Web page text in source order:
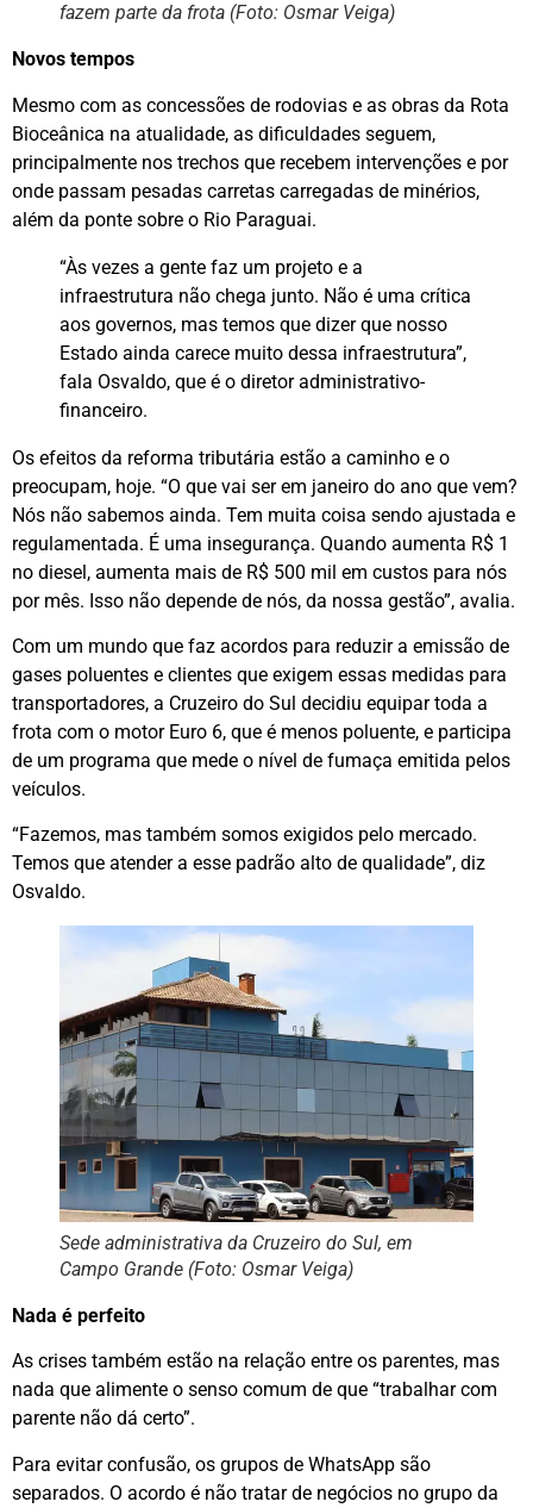
fazem parte da frota (Foto: Osmar Veiga)
Novos tempos
Mesmo com as concessões de rodovias e as obras da Rota
Bioceânica na atualidade, as dificuldades seguem,
principalmente nos trechos que recebem intervenções e por
onde passam pesadas carretas carregadas de minérios,
além da ponte sobre o Rio Paraguai.
“Às vezes a gente faz um projeto e a
infraestrutura não chega junto. Não é uma crítica
aos governos, mas temos que dizer que nosso
Estado ainda carece muito dessa infraestrutura”,
fala Osvaldo, que é o diretor administrativo-
financeiro.
Os efeitos da reforma tributária estão a caminho e o
preocupam, hoje. “O que vai ser em janeiro do ano que vem?
Nós não sabemos ainda. Tem muita coisa sendo ajustada e
regulamentada. É uma insegurança. Quando aumenta R$ 1
no diesel, aumenta mais de R$ 500 mil em custos para nós
por mês. Isso não depende de nós, da nossa gestão”, avalia.
Com um mundo que faz acordos para reduzir a emissão de
gases poluentes e clientes que exigem essas medidas para
transportadores, a Cruzeiro do Sul decidiu equipar toda a
frota com o motor Euro 6, que é menos poluente, e participa
de um programa que mede o nível de fumaça emitida pelos
veículos.
“Fazemos, mas também somos exigidos pelo mercado.
Temos que atender a esse padrão alto de qualidade”, diz
Osvaldo.
Sede administrativa da Cruzeiro do Sul, em
Campo Grande (Foto: Osmar Veiga)
Nada é perfeito
As crises também estão na relação entre os parentes, mas
nada que alimente o senso comum de que “trabalhar com
parente não dá certo”.
Para evitar confusão, os grupos de WhatsApp são
separados. O acordo é não tratar de negócios no grupo da